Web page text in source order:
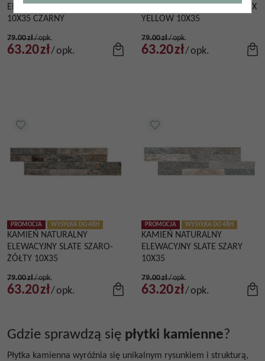
ELEWACYJNY SLATE BLACK
10X35 CZARNY
79.00zł/opk.
63.20zł/opk.
ELEWACYJNY SLATE GREY MIX
YELLOW 10X35
79.00zł/opk.
63.20zł/opk.
PROMOCJA WYSYŁKA DO 48H
KAMIEŃ NATURALNY
ELEWACYJNY SLATE SZARO-
ŻÓŁTY 10X35
79.00zł/opk.
63.20zł/opk.
PROMOCJA WYSYŁKA DO 48H
KAMIEŃ NATURALNY
ELEWACYJNY SLATE SZARY
10X35
79.00zł/opk.
63.20zł/opk.
Gdzie sprawdzą się płytki kamienne?
Płytka kamienna wyróżnia się unikalnym rysunkiem i strukturą,